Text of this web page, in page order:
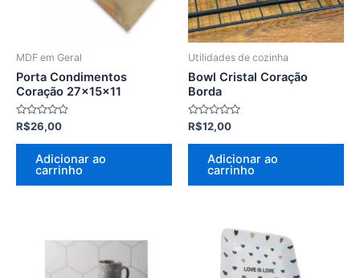
MDF em Geral
Porta Condimentos
Coração 27x15x11
Avaliação
0
de
R$26,00
Adicionar ao
carrinho
Utilidades de cozinha
Bowl Cristal Coração
Borda
Avaliação
0
de
R$12,00
Adicionar ao
carrinho